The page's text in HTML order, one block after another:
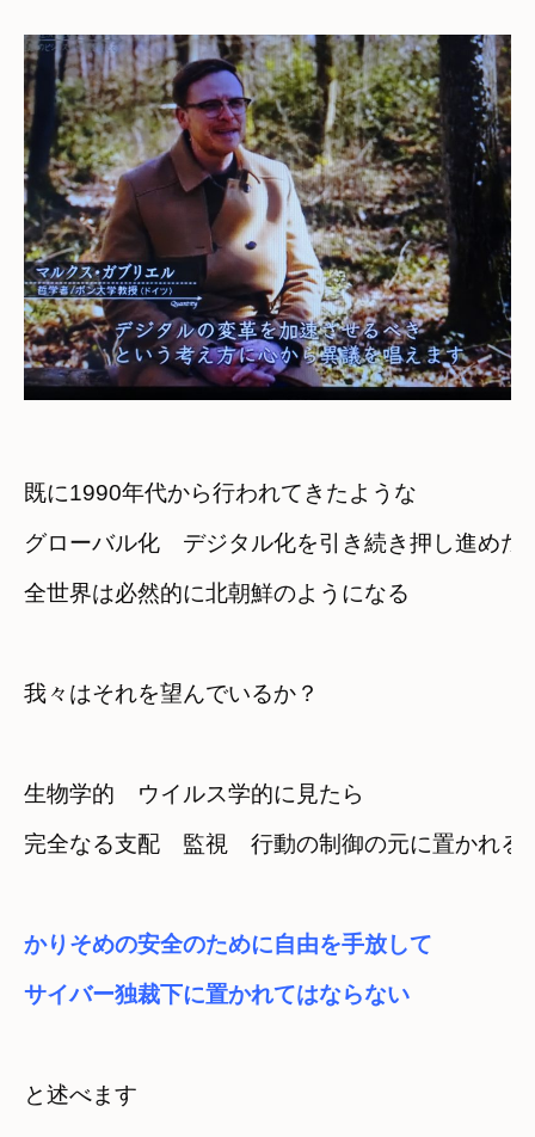
既に1990年代から行われてきたような
グローバル化　デジタル化を引き続き押し進めた
我々はそれを望んでいるか？
生物学的　ウイルス学的に見たら
完全なる支配　監視　行動の制御の元に置かれる
かりそめの安全のために自由を手放して
サイバー独裁下に置かれてはならない
と述べます